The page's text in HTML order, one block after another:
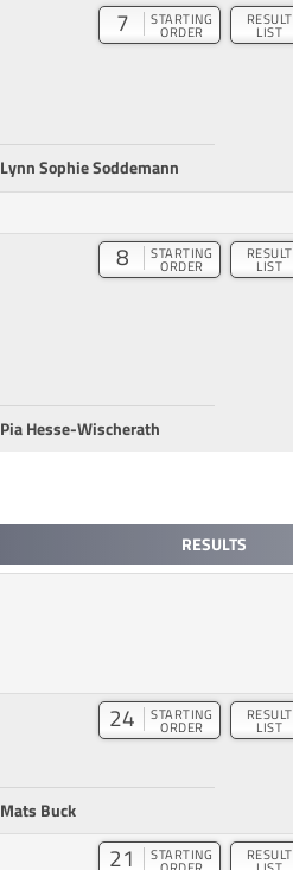
7 STARTING
ORDER
RESULT
LIST
Lynn Sophie Soddemann
8 STARTING
ORDER
RESULT
LIST
Pia Hesse-Wischerath
RESULTS
24 STARTING
ORDER
RESULT
LIST
Mats Buck
21 STARTING RESULT